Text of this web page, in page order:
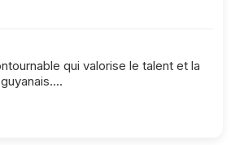
qui valorise le talent et la